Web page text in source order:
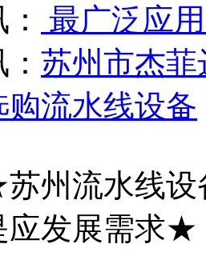
最广泛应
苏州市杰
流水线设备
州流水线
应发展需求★